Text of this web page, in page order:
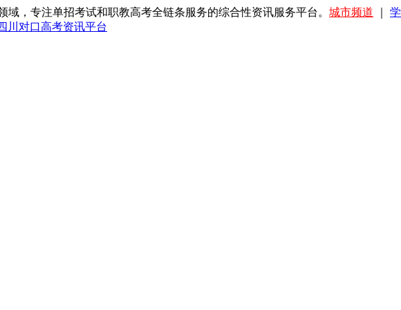
域，专注单招考试和职教高考全链条服务的综合性资讯服务平台。 城市频道